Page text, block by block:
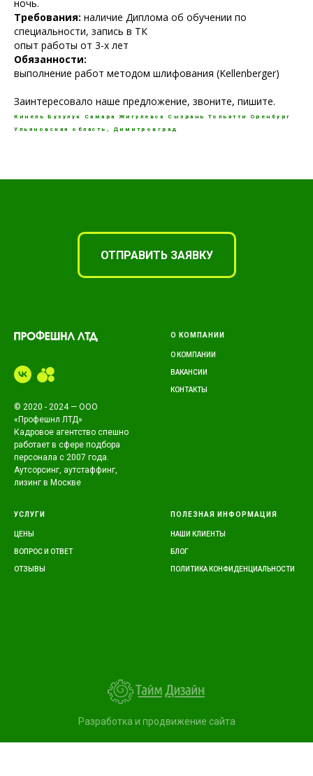
ночь.
Требования: наличие Диплома об обучении по
специальности, запись в ТК
опыт работы от 3-х лет
Обязанности:
выполнение работ методом шлифования (Kellenberger)
Заинтересовало наше предложение, звоните, пишите.
Кинель Бузулук Самара Жигулевск Сызрань Тольятти
Оренбург
Ульяновская область, Димитровград
ОТПРАВИТЬ ЗАЯВКУ
© 2020 - 2024 — ООО
«Профешнл ЛТД»
Кадровое агентство спешно
работает в сфере подбора
персонала с 2007 года.
Аутсорсинг, аутстаффинг,
лизинг в Москве
О КОМПАНИИ
О КОМПАНИИ
ВАКАНСИИ
КОНТАКТЫ
УСЛУГИ
ЦЕНЫ
ВОПРОС И ОТВЕТ
ОТЗЫВЫ
ПОЛЕЗНАЯ ИНФОРМАЦИЯ
НАШИ КЛИЕНТЫ
БЛОГ
ПОЛИТИКА КОНФИДЕНЦИАЛЬНОСТИ
Разработка и продвижение сайта